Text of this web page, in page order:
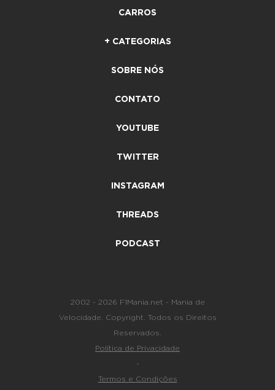
CARROS
+ CATEGORIAS
SOBRE NÓS
CONTATO
YOUTUBE
TWITTER
INSTAGRAM
THREADS
PODCAST
2002 - 2026 F1Mania.net - Mania de
Velocidade. Copyright. Todos os Direitos
Reservados.
Política de Privacidade
-
Termos e Condições